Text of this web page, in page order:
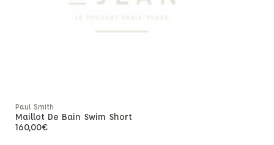
Paul Smith
Maillot De Bain Swim Short
160,00€